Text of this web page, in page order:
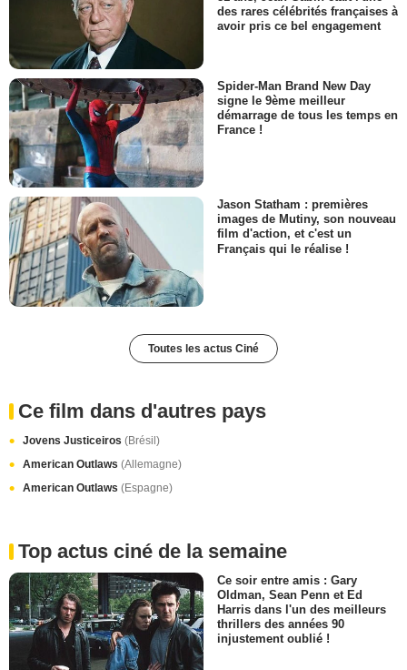
des rares célébrités françaises à
avoir pris ce bel engagement
Spider-Man Brand New Day
signe le 9ème meilleur
démarrage de tous les temps en
France !
Jason Statham : premières
images de Mutiny, son nouveau
film d'action, et c'est un
Français qui le réalise !
Toutes les actus Ciné
Ce film dans d'autres pays
Jovens Justiceiros (Brésil)
American Outlaws (Allemagne)
American Outlaws (Espagne)
Top actus ciné de la semaine
Ce soir entre amis : Gary
Oldman, Sean Penn et Ed
Harris dans l'un des meilleurs
thrillers des années 90
injustement oublié !